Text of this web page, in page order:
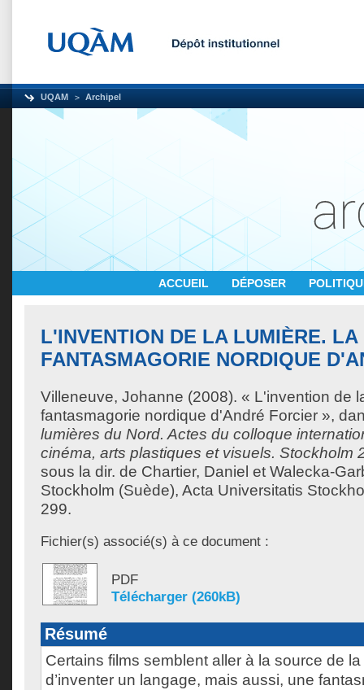
UQAM Archipel
ACCUEIL DÉPOSER
L'INVENTION DE LA LUMIÈRE. LA
FANTASMAGORIE NORDIQUE
Villeneuve, Johanne (2008). « L'invention de
fantasmagorie nordique d'André Forcier »,
lumières du Nord. Actes du colloque
cinéma, arts plastiques et visuels. Stockholm
sous la dir. de Chartier, Daniel et Walecka-
Stockholm (Suède), Acta Universitatis
299.
Fichier(s) associé(s) à ce document :
PDF
Télécharger (260kB)
Résumé
Certains films semblent aller à la source de
d’inventer un langage, mais aussi, une